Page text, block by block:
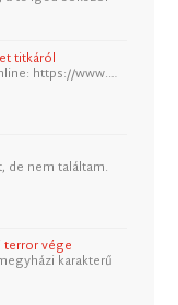
titkáról
https://www.…
de nem találtam.
terror vége
karakterű